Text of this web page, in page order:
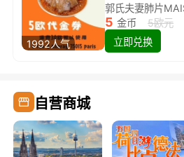
1992人气
5 金币
5欧元
立即兑换
自营商城